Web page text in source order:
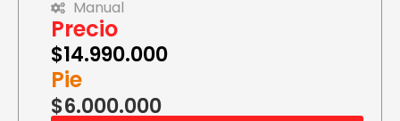
Manual
Precio
$14.990.000
Pie
$6.000.000